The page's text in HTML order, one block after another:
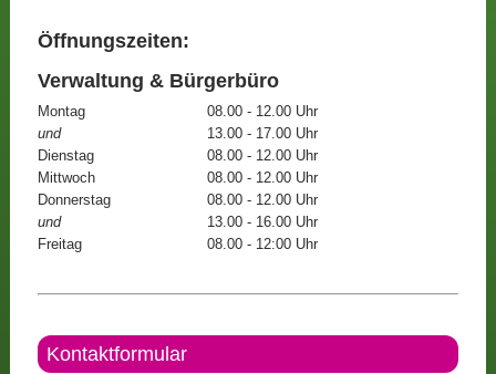
Öffnungszeiten:
Verwaltung & Bürgerbüro
Montag
08.00 - 12.00 Uhr
und
13.00 - 17.00 Uhr
Dienstag
08.00 - 12.00 Uhr
Mittwoch
08.00 - 12.00 Uhr
Donnerstag
08.00 - 12.00 Uhr
und
13.00 - 16.00 Uhr
Freitag
08.00 - 12:00 Uhr
Kontaktformular